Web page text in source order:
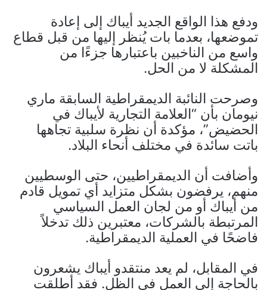
ودفع هذا الواقع الجديد أيباك إلى إعادة
تموضعها، بعدما بات يُنظر إليها من قبل قطاع
واسع من الناخبين باعتبارها جزءًا من
المشكلة لا من الحل.
وصرحت النائبة الديمقراطية السابقة ماري
نيومان بأن “العلامة التجارية لأيباك في
الحضيض”، مؤكدة أن نظرة سلبية تجاهها
باتت سائدة في مختلف أنحاء البلاد.
وأضافت أن الديمقراطيين، حتى الوسطيين
منهم، يرفضون بشكل متزايد أي تمويل قادم
من أيباك أو من لجان العمل السياسي
المرتبطة بالشركات، معتبرين ذلك تدخلاً
فاضحًا في العملية الديمقراطية.
في المقابل، لم يعد منتقدو أيباك يشعرون
بالحاجة إلى العمل في الظل. فقد أطلقت